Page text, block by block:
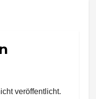
veröffentlicht.